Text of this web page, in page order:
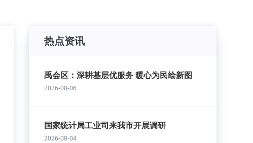
热点资讯
禹会区：深耕基层优服务 暖心为民绘新图
2026-08-06
国家统计局工业司来我市开展调研
2026-08-04